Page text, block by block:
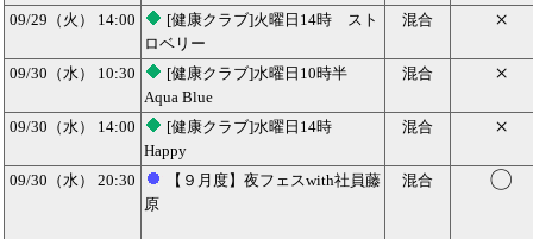
09/29（火） 14:00
[健康クラブ]火曜日14時 スト
ロベリー
混合 ×
09/30（水） 10:30
[健康クラブ]水曜日10時半
Aqua Blue
混合 ×
09/30（水） 14:00
[健康クラブ]水曜日14時
Happy
混合 ×
09/30（水） 20:30
【９月度】夜フェスwith社員藤
原
混合 〇